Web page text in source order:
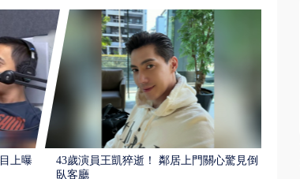
上曝：
43歲演員王凱猝逝！ 鄰居上門關心驚見倒
臥客廳